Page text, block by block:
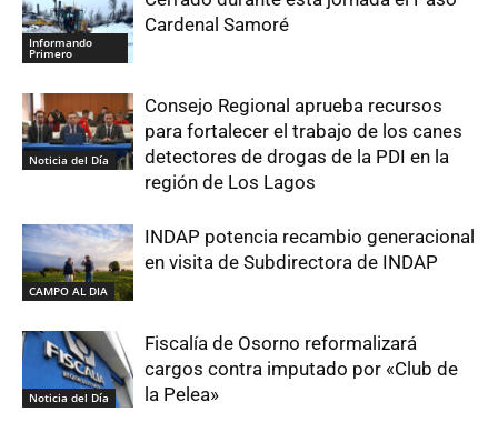
Informando
Primero
Cardenal Samoré
Noticia del Día
Consejo Regional aprueba recursos
para fortalecer el trabajo de los canes
detectores de drogas de la PDI en la
región de Los Lagos
CAMPO AL DIA
INDAP potencia recambio generacional
en visita de Subdirectora de INDAP
Noticia del Día
Fiscalía de Osorno reformalizará
cargos contra imputado por «Club de
la Pelea»